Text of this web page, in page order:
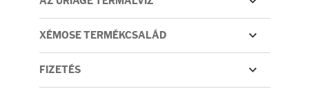
XÉMOSE TERMÉKCSALÁD
FIZETÉS